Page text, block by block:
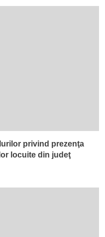
privind prezenţa
locuite din judeţ